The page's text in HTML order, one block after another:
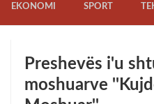
EKONOMI SPORT
Preshevës i'u
moshuarve